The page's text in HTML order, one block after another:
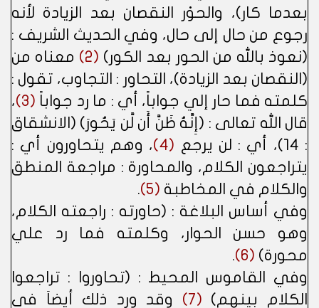
بعدما كار)، والحوْر النقصان بعد الزيادة لأنه
رجوع من حال إلى حال، وفي الحديث الشريف :
(نعوذ بالله من الحور بعد الكور) (2)
معناه من
(النقصان بعد الزيادة)، التحاور : التجاوب، تقول :
كلمته فما حار إلي جواباً، أي : ما رد جواباً (3)
،
قال الله تعالى : (إِنَّهُ ظَنَّ أَن لَّن يَحُورَ) (الانشقاق
: 14)، أي : لن يرجع
(4)
، وهم يتحاورون أي :
يتراجعون الكلام، والمحاورة : مراجعة المنطق
والكلام في المخاطبة (5)
.
وفي أساس البلاغة : (حاورته : راجعته الكلام،
وهو حسن الحوار، وكلمته فما رد علي
محورة) (6)
.
وفي القاموس المحيط : (تحاوروا : تراجعوا
الكلام بينهم) (7)
وقد ورد ذلك أيضاَ في